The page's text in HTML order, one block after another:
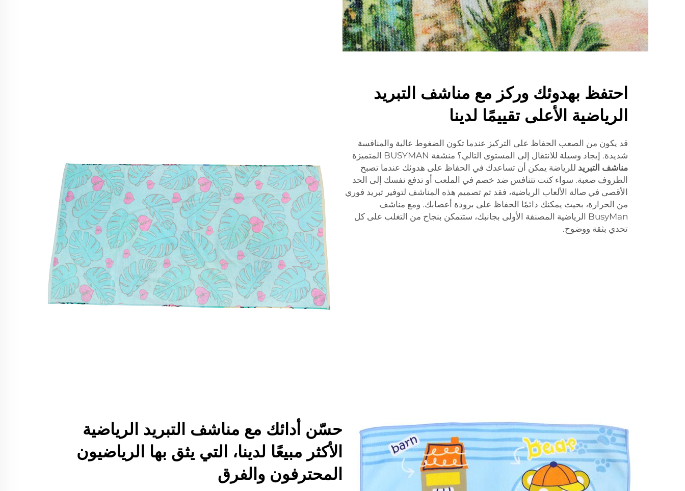
احتفظ بهدوئك وركز مع مناشف التبريد
الرياضية الأعلى تقييمًا لدينا
قد يكون من الصعب الحفاظ على التركيز عندما تكون الضغوط عالية والمنافسة
شديدة. إيجاد وسيلة للانتقال إلى المستوى التالي؟ منشفة BUSYMAN المتميزة
مناشف التبريد للرياضة يمكن أن تساعدك في الحفاظ على هدوئك عندما تصبح
الظروف صعبة. سواء كنت تتنافس ضد خصم في الملعب أو تدفع نفسك إلى الحد
الأقصى في صالة الألعاب الرياضية، فقد تم تصميم هذه المناشف لتوفير تبريد فوري
من الحرارة، بحيث يمكنك دائمًا الحفاظ على برودة أعصابك. ومع مناشف
BusyMan الرياضية المصنفة الأولى بجانبك، ستتمكن بنجاح من التغلب على كل
تحدي بثقة ووضوح.
حسّن أدائك مع مناشف التبريد الرياضية
الأكثر مبيعًا لدينا، التي يثق بها الرياضيون
المحترفون والفرق